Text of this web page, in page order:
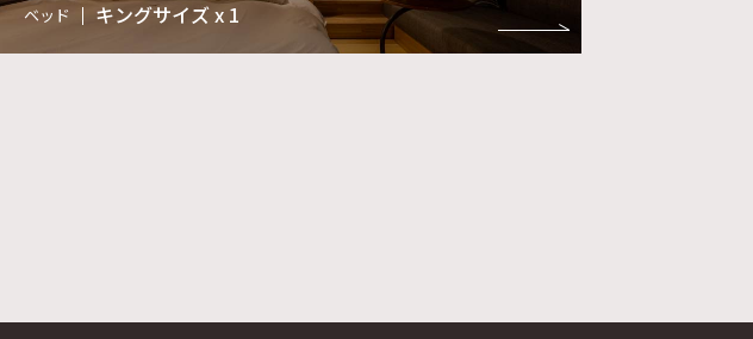
ベッド キングサイズ x 1